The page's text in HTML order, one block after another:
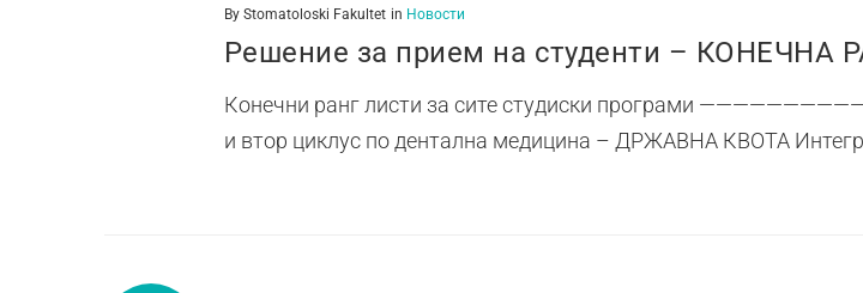
By Stomatoloski Fakultet in Новости
Решение за прием на студенти – КОНЕЧНА
Конечни ранг листи за сите студиски програми
и втор циклус по дентална медицина – ДРЖАВНА КВОТА